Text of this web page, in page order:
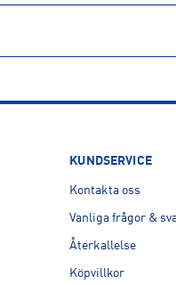
SE
KUNDSERVICE
Kontakta oss
Vanliga frågor &
Återkallelse
Köpvillkor